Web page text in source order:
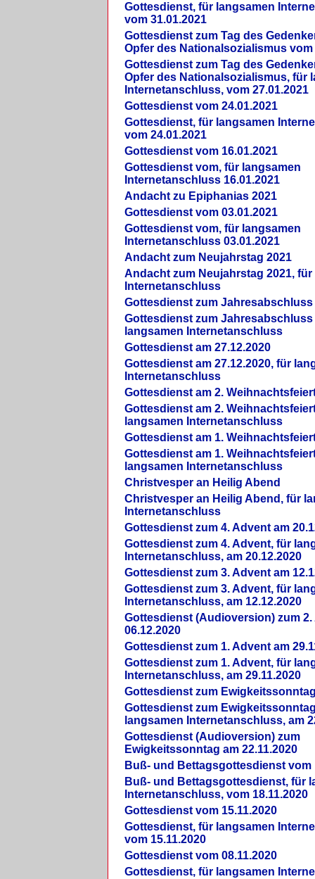
Gottesdienst, für langsamen
vom 31.01.2021
Gottesdienst zum Tag des
Opfer des Nationalsozialismus vom
Gottesdienst zum Tag des
Opfer des Nationalsozialismus, für
Internetanschluss, vom 27.01.2021
Gottesdienst vom 24.01.2021
Gottesdienst, für langsamen
vom 24.01.2021
Gottesdienst vom 16.01.2021
Gottesdienst vom, für langsamen
Internetanschluss 16.01.2021
Andacht zu Epiphanias 2021
Gottesdienst vom 03.01.2021
Gottesdienst vom, für langsamen
Internetanschluss 03.01.2021
Andacht zum Neujahrstag 2021
Andacht zum Neujahrstag 2021,
Internetanschluss
Gottesdienst zum Jahresabschluss
Gottesdienst zum Jahresabschluss
langsamen Internetanschluss
Gottesdienst am 27.12.2020
Gottesdienst am 27.12.2020, für
Internetanschluss
Gottesdienst am 2.
Gottesdienst am 2.
langsamen Internetanschluss
Gottesdienst am 1.
Gottesdienst am 1.
langsamen Internetanschluss
Christvesper an Heilig Abend
Christvesper an Heilig Abend, für
Internetanschluss
Gottesdienst zum 4. Advent am
Gottesdienst zum 4. Advent, für
Internetanschluss, am 20.12.2020
Gottesdienst zum 3. Advent am
Gottesdienst zum 3. Advent, für
Internetanschluss, am 12.12.2020
Gottesdienst (Audioversion) zum 2.
06.12.2020
Gottesdienst zum 1. Advent am
Gottesdienst zum 1. Advent, für
Internetanschluss, am 29.11.2020
Gottesdienst zum
Gottesdienst zum
langsamen Internetanschluss, am
Gottesdienst (Audioversion) zum
Ewigkeitssonntag am 22.11.2020
Buß- und Bettagsgottesdienst vom
Buß- und Bettagsgottesdienst, für
Internetanschluss, vom 18.11.2020
Gottesdienst vom 15.11.2020
Gottesdienst, für langsamen
vom 15.11.2020
Gottesdienst vom 08.11.2020
Gottesdienst, für langsamen